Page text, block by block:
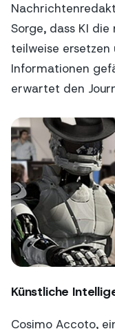
Sorge, dass KI
teilweise
Informationen
erwartet den
Künstliche
Cosimo Accoto,